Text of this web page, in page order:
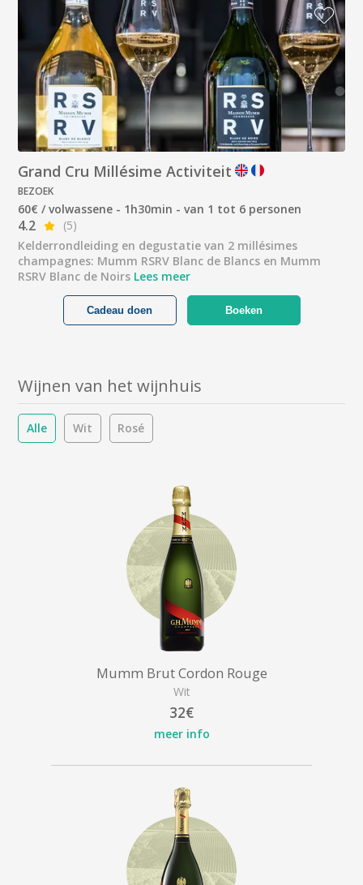
Grand Cru Millésime Activiteit
BEZOEK
60€ / volwassene - 1h30min - van 1 tot 6 personen
4.2
(5)
Kelderrondleiding en degustatie van 2 millésimes
champagnes: Mumm RSRV Blanc de Blancs en Mumm
RSRV Blanc de Noirs Lees meer
Boeken
Cadeau doen
Wijnen van het wijnhuis
Alle Wit Rosé
Mumm Brut Cordon Rouge
Wit
32€
meer info